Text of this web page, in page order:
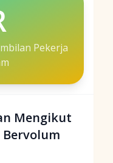
Pekerja
Mengikut
Bervolum